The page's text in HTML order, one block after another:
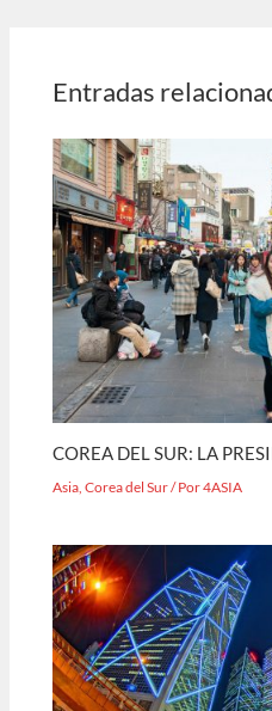
Entradas
COREA DEL SUR: LA
Asia ,Corea del Sur/ Por4ASIA